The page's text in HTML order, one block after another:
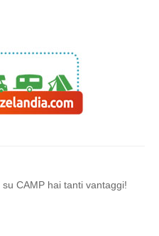
su CAMP hai tanti vantaggi!